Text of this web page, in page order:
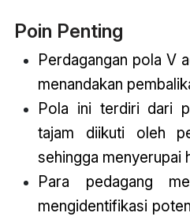
Poin Penting
Perdagangan pola V
menandakan
Pola ini terdiri dari
tajam diikuti oleh
sehingga menyerupai
Para pedagang
mengidentifikasi